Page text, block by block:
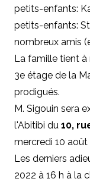
petits-enfants:
petits-enfants:
nombreux amis
La famille tient à
3e étage de la
prodigués.
M. Sigouin sera
l'Abitibi du 10,
mercredi 10 août
Les derniers
2022 à 16 h à la